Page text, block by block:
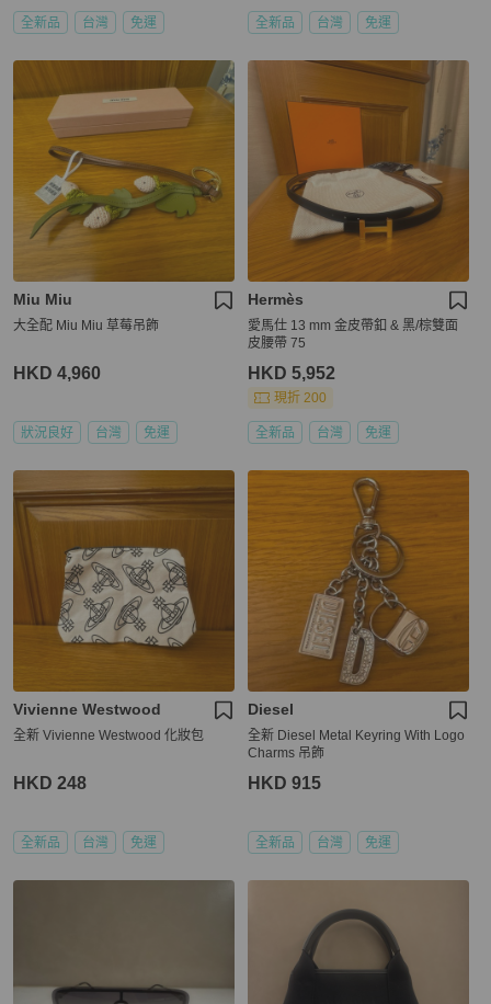
全新品 台灣 免運 全新品 台灣 免運
Miu Miu
大全配 Miu Miu 草莓吊飾
HKD 4,960
狀況良好 台灣 免運
Hermès
愛馬仕 13 mm 金皮帶釦 & 黑/棕雙面
皮腰帶 75
HKD 5,952
現折 200
全新品 台灣 免運
Vivienne Westwood
全新 Vivienne Westwood 化妝包
HKD 248
全新品 台灣 免運
Diesel
全新 Diesel Metal Keyring With Logo
Charms 吊飾
HKD 915
全新品 台灣 免運